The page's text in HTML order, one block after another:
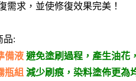
需求，並使修復效果完美！
品:
備液 避免塗刷過程，產生油花
瓶組 減少刷痕，染料塗佈更為